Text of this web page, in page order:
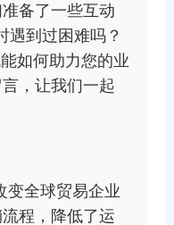
备了一些互动
遇到过困难吗？
如何助力您的业
，让我们一起
变全球贸易企业
程，降低了运